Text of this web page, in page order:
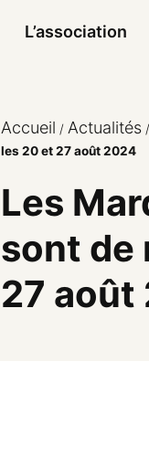
L’association
Accueil / Actualités /
les 20 et 27 août 2024
Les
sont de
27 août